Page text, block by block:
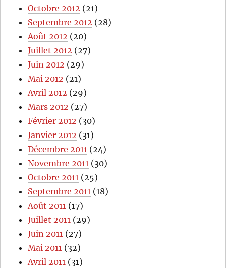
Octobre 2012 (21)
Septembre 2012 (28)
Août 2012 (20)
Juillet 2012 (27)
Juin 2012 (29)
Mai 2012 (21)
Avril 2012 (29)
Mars 2012 (27)
Février 2012 (30)
Janvier 2012 (31)
Décembre 2011 (24)
Novembre 2011 (30)
Octobre 2011 (25)
Septembre 2011 (18)
Août 2011 (17)
Juillet 2011 (29)
Juin 2011 (27)
Mai 2011 (32)
Avril 2011 (31)